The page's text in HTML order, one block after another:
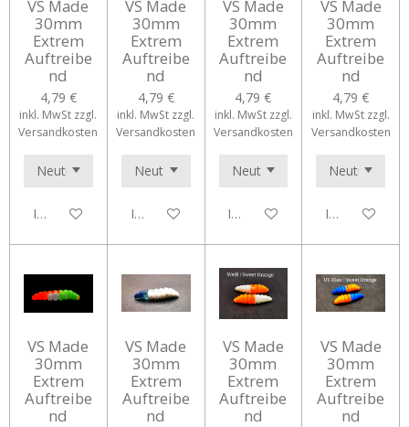
VS Made
30mm
Extrem
Auftreibe
nd
4,79 €
inkl. MwSt zzgl.
Versandkosten
In den Warenkorb
VS Made
30mm
Extrem
Auftreibe
nd
4,79 €
inkl. MwSt zzgl.
Versandkosten
In den Warenkorb
VS Made
30mm
Extrem
Auftreibe
nd
4,79 €
inkl. MwSt zzgl.
Versandkosten
In den Warenkorb
VS Made
30mm
Extrem
Auftreibe
nd
4,79 €
inkl. MwSt zzgl.
Versandkosten
In den
VS Made
30mm
Extrem
Auftreibe
nd
VS Made
30mm
Extrem
Auftreibe
nd
VS Made
30mm
Extrem
Auftreibe
nd
VS Made
30mm
Extrem
Auftreibe
nd